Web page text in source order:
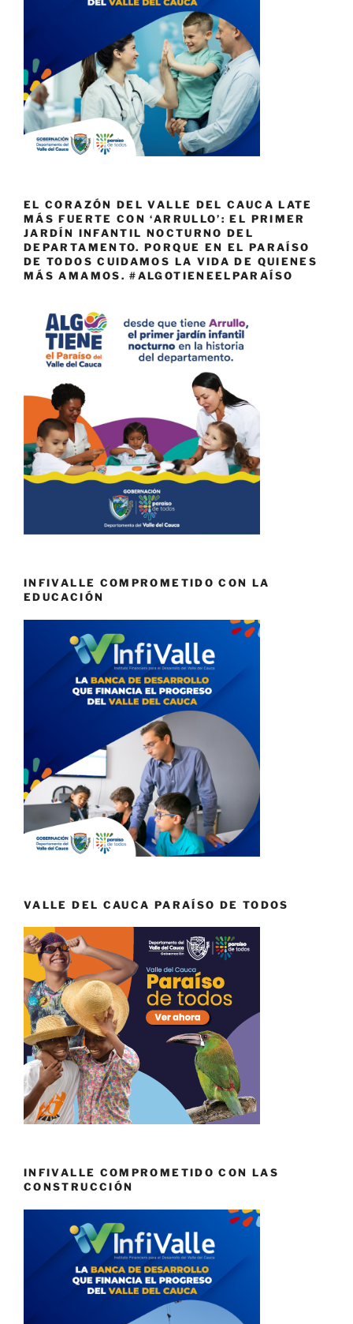
EL CORAZÓN DEL VALLE DEL CAUCA LATE
MÁS FUERTE CON ‘ARRULLO’: EL PRIMER
JARDÍN INFANTIL NOCTURNO DEL
DEPARTAMENTO. PORQUE EN EL PARAÍSO
DE TODOS CUIDAMOS LA VIDA DE QUIENES
MÁS AMAMOS. #ALGOTIENEELPARAÍSO
INFIVALLE COMPROMETIDO CON LA
EDUCACIÓN
VALLE DEL CAUCA PARAÍSO DE TODOS
INFIVALLE COMPROMETIDO CON LAS
CONSTRUCCIÓN